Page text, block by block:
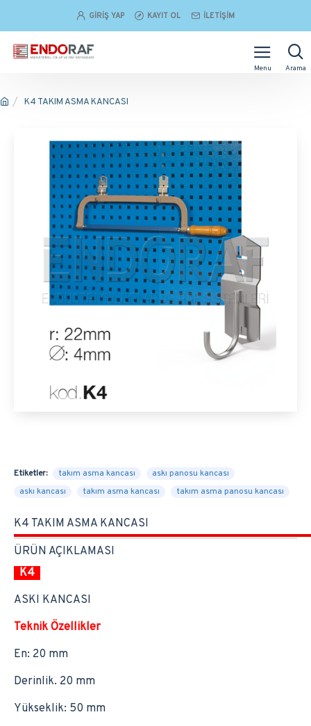
GIRIŞ YAP KAYIT OL İLETIŞIM
K4 TAKIM ASMA KANCASI
Etiketler: takım asma kancası
askı panosu kancası
askı kancası
takım asma kancası takım asma panosu kancası
K4 TAKIM ASMA KANCASI
ÜRÜN AÇIKLAMASI
K4
ASKI KANCASI
Teknik Özellikler
En: 20 mm
Derinlik. 20 mm
Yükseklik: 50 mm